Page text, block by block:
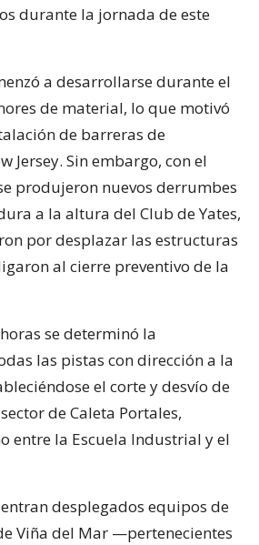
durante la jornada de este
a desarrollarse durante el
de material, lo que motivó
de barreras de
Jersey. Sin embargo, con el
produjeron nuevos derrumbes
a la altura del Club de Yates,
por desplazar las estructuras
al cierre preventivo de la
se determinó la
las pistas con dirección a la
el corte y desvío de
de Caleta Portales,
entre la Escuela Industrial y el
desplegados equipos de
Viña del Mar —pertenecientes